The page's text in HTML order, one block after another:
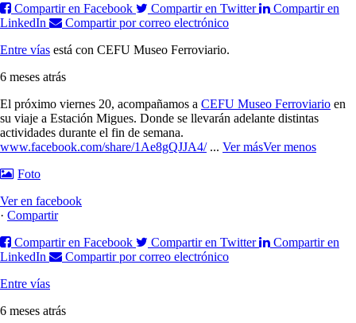
Compartir en Facebook
Compartir en Twitter
Compartir en
LinkedIn
Compartir por correo electrónico
Entre vías está con CEFU Museo Ferroviario.
6 meses atrás
El próximo viernes 20, acompañamos a CEFU Museo Ferroviario en
su viaje a Estación Migues. Donde se llevarán adelante distintas
actividades durante el fin de semana.
www.facebook.com/share/1Ae8gQJJA4/ ... Ver másVer menos
Foto
Ver en facebook
· Compartir
Compartir en Facebook
Compartir en Twitter
Compartir en
LinkedIn
Compartir por correo electrónico
Entre vías
6 meses atrás